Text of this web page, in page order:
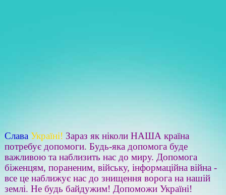
Слава Україні! Зараз як ніколи НАША країна
потребує допомоги. Будь-яка допомога буде
важливою та наблизить нас до миру. Допомога
біженцям, пораненим, війську, інформаційна війна -
все це наближує нас до знищення ворога на нашій
землі. Не будь байдужим! Допоможи Україні!